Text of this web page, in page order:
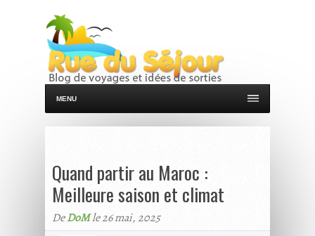
MENU
Quand partir au Maroc :
Meilleure saison et climat
DeDoMle 26 mai, 2025